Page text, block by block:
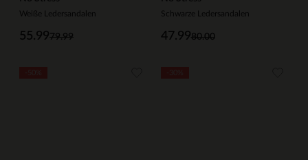
Weiße Ledersandalen
79.99
55.99
Schwarze Ledersandalen
80.00
47.99